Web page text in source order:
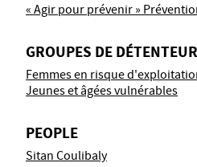
« Agir pour prévenir »
GROUPES DE
Femmes en risque
Jeunes et âgées vulnérables
PEOPLE
Sitan Coulibaly